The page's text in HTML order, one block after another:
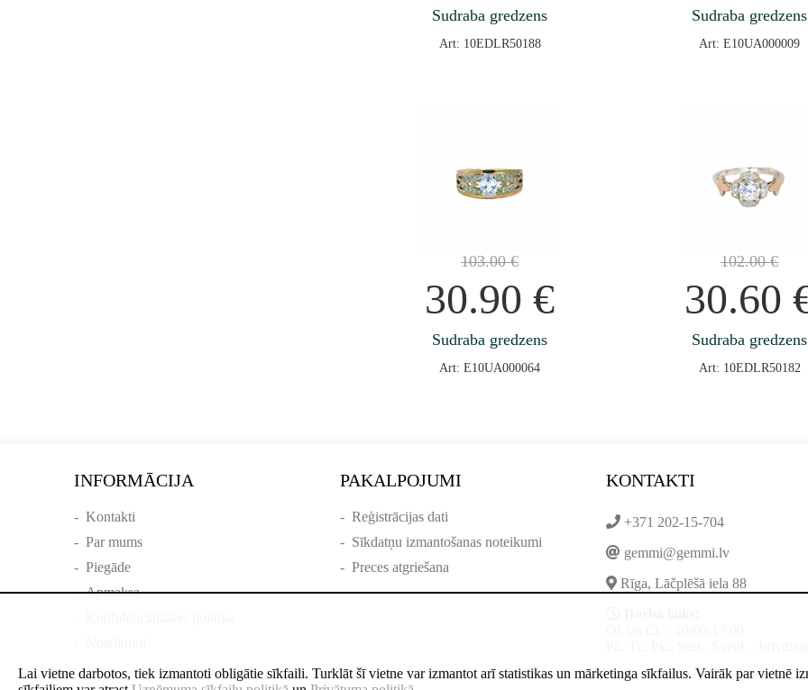
Sudraba gredzens
Art: 10EDLR50188
Sudraba gredzens
Art: E10UA000009
103.00€
30.90€
Sudraba gredzens
Art: E10UA000064
102.00€
30.60
Sudraba gredzens
Art: 10EDLR50182
INFORMĀCIJA
- Kontakti
- Par mums
- Piegāde
-Apmaksa
PAKALPOJUMI
- Reģistrācijas dati
- Sīkdatņu izmantošanas noteikumi
- Preces atgriešana
KONTAKTI
+371 202-15-704
gemmi@gemmi.lv
Rīga, Lāčplēšā iela 88
Lai vietne darbotos, tiek izmantoti obligātie sīkfaili. Turklāt šī vietne var izmantot arī statistikas un mārketinga sīkfailus. Vairāk par vietnē